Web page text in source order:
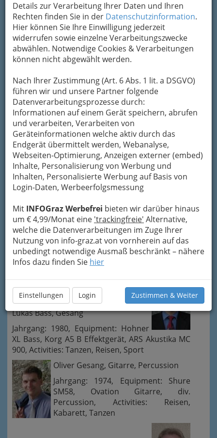
Details zur Verarbeitung Ihrer Daten und Ihren
Rechten finden Sie in der Datenschutzinformation.
Hier können Sie Ihre Einwilligung jederzeit
widerrufen sowie einzelne Verarbeitungszwecke
abwählen. Notwendige Cookies & Verarbeitungen
können nicht abgewählt werden.
Nach Ihrer Zustimmung (Art. 6 Abs. 1 lit. a DSGVO)
führen wir und unsere Partner folgende
Datenverarbeitungsprozesse durch:
Informationen auf einem Gerät speichern, abrufen
und verarbeiten, Verarbeiten von
Geräteinformationen welche aktiv durch das
Endgerät übermittelt werden, Webanalyse,
Webseiten-Optimierung, Anzeigen externer (embed)
Inhalte, Personalisierung von Werbung und
Inhalten, Personalisierte Werbung auf Basis von
Login-Daten, Werbeerfolgsmessung
Mit INFOGraz Werbefrei bieten wir darüber hinaus
um € 4,99/Monat eine 'trackingfreie' Alternative,
welche die Datenverarbeitungen im Zuge Ihrer
Nutzung von info-graz.at von vornherein auf das
unbedingt notwendige Ausmaß beschränkt – nähere
Infos dazu finden Sie hier
Einstellungen Login Zustimmen & Weiter
selbstverständlich wie erstklassige Musik und
eine gut sortierte Auswahl aus modernen Hits
und zeitlosen Oldies. Ob Balltiger oder Tanzprofi
– mit der Tanzband Scream kommen alle auf
ihre Kosten!
DieseLive-Mitschnitte
sind in den vergangenen
Jahren im Raum Graz und Umgebung
entstanden und geben einen Überblick über
unser abwechslungsreiches Musikprogramm
sowohl bei Standardtänzen als auch bei
lateinamerikanischen Rhythmen. Da wir uns als
reine Live-Band verstehen, wurden die
Aufnahmen nicht nachbearbeitet. Aus diesem
Grund ist die Klangqualität auch nicht mit
neueren Studioproduktionen vergleichbar, dafür
haben die Aufnahmen aber das gewisse "Live-
Feeling"!
Die Tanzband „Scream“
Barbara Gesang, Percussion
Jahrgang: 1981, Equipment: Shure
SM58, div. Percussion, Activities:
Tanzen, Reisen, Schifahren
Lukas Bass, Gesang
Jahrgang: 1980, Equipment: Hohner
XL Bass, Korg A5 B Effektgerät, ARS Akustika MC
900, Activities: Tanzen, Reisen, Sport
Oliver Gesang, Gitarre, Percussion
Jahrgang: 1974, Equipment: Shure
SM58, Ovation Gitarre, div.
Percussion, Activities: Reisen,
Kabarett, Tanzen